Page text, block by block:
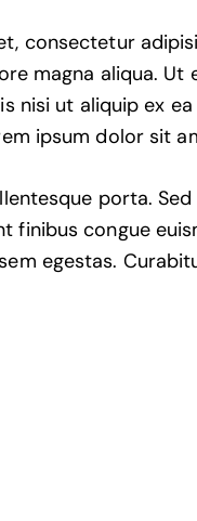
consectetur
magna aliqua. Ut
nisi ut aliquip ex
ipsum dolor sit
porta.
finibus congue
egestas.